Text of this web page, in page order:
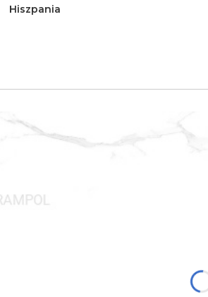
Hiszpania